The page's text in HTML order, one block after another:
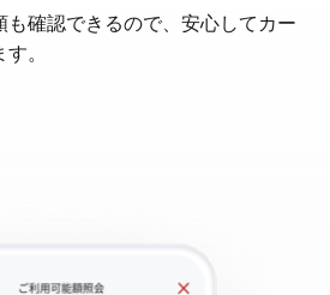
も確認できるので、安心してカー
。